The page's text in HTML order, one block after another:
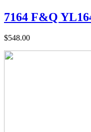
7164 F&Q
$548.00